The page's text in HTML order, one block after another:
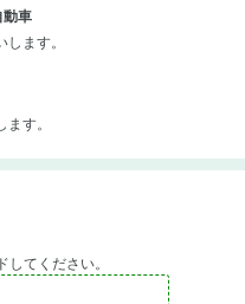
動車
ます。
す。
てください。